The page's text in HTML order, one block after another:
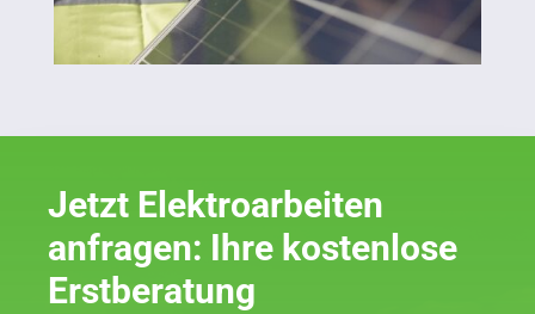
Jetzt Elektroarbeiten
anfragen: Ihre kostenlose
Erstberatung